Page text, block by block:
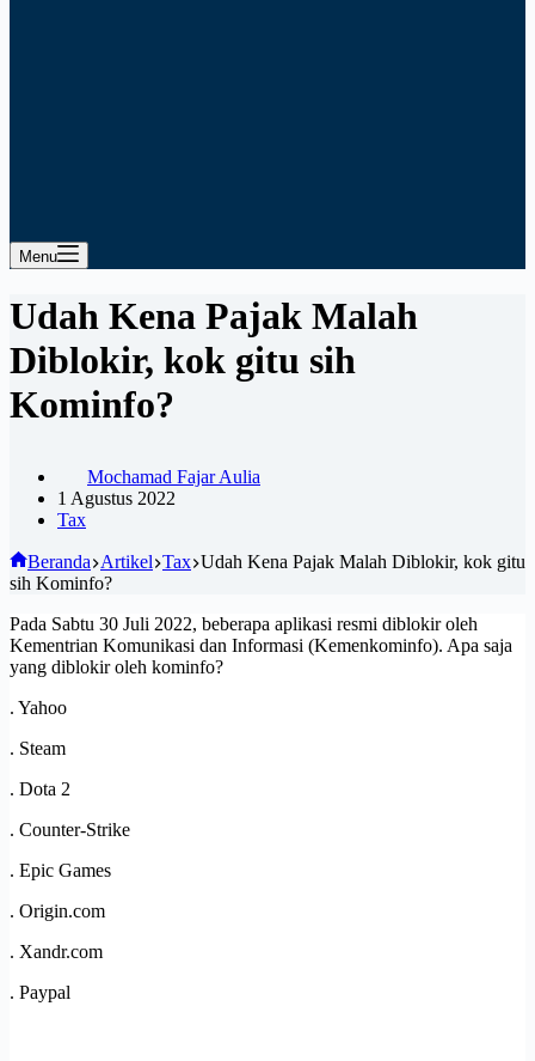
Menu
Udah Kena Pajak Malah
Diblokir, kok gitu sih
Kominfo?
Mochamad Fajar Aulia
1 Agustus 2022
Tax
Beranda Artikel Tax Udah Kena Pajak Malah Diblokir, kok gitu
sih Kominfo?
Pada Sabtu 30 Juli 2022, beberapa aplikasi resmi diblokir oleh
Kementrian Komunikasi dan Informasi (Kemenkominfo). Apa saja
yang diblokir oleh kominfo?
. Yahoo
. Steam
. Dota 2
. Counter-Strike
. Epic Games
. Origin.com
. Xandr.com
. Paypal